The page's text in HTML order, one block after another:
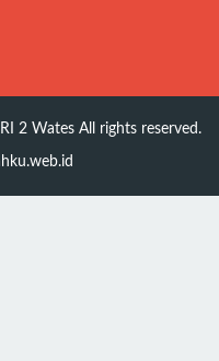
2 Wates All rights reserved.